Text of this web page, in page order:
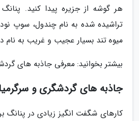
هر گوشه از جزیره پیدا کنید.
تراشیده شده به نام چندول، سوپ
میوه تند بسیار عجیب و غریب به
بیشتر بخوانید: معرفی جاذبه های
جاذبه های گردشگری و
کارهای شگفت انگیز زیادی در پنانگ